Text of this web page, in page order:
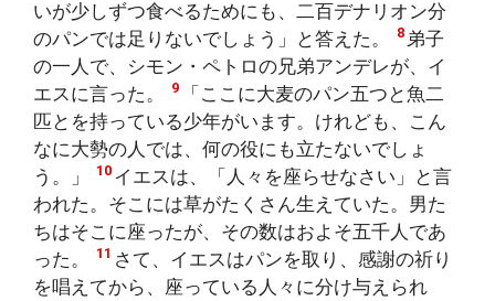
いが少しずつ食べるためにも、二百デナリオン分
のパンでは足りないでしょう」と答えた。
8 弟子
の一人で、シモン・ペトロの兄弟アンデレが、イ
エスに言った。
9
「ここに大麦のパン五つと魚二
匹とを持っている少年がいます。けれども、こん
なに大勢の人では、何の役にも立たないでしょ
う。」
10 イエスは、「人々を座らせなさい」と言
われた。そこには草がたくさん生えていた。男た
ちはそこに座ったが、その数はおよそ五千人であ
った。
11 さて、イエスはパンを取り、感謝の祈り
を唱えてから、座っている人々に分け与えられ